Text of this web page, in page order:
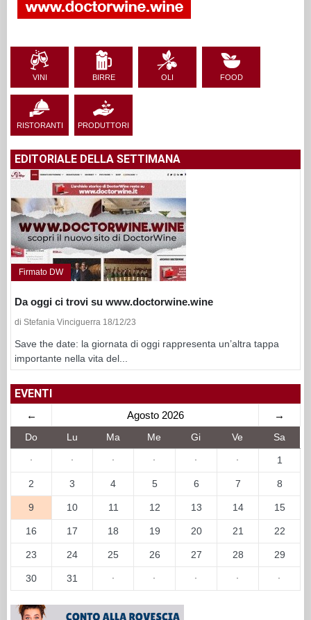
VINI BIRRE OLI FOOD
RISTORANTI PRODUTTORI
EDITORIALE DELLA SETTIMANA
Firmato DW
Da oggi ci trovi su www.doctorwine.wine
di Stefania Vinciguerra 18/12/23
Save the date: la giornata di oggi rappresenta un’altra tappa
importante nella vita del...
EVENTI
← Agosto 2026 →
Do Lu Ma Me Gi Ve Sa
· · · · · · 1
2 3 4 5 6 7 8
9 10 11 12 13 14 15
16 17 18 19 20 21 22
23 24 25 26 27 28 29
30 31 · · · · ·